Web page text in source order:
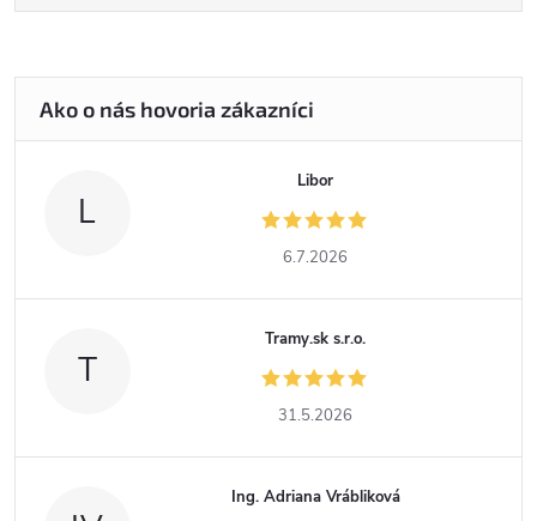
L
Libor
6.7.2026
T
Tramy.sk s.r.o.
31.5.2026
Ing. Adriana Vrábliková